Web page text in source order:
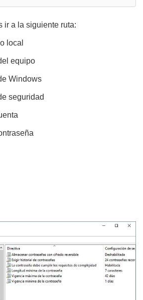
ir a la siguiente ruta:
local
equipo
Windows
seguridad